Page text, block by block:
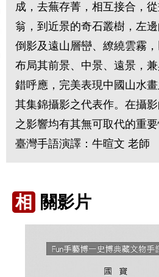
成，去蕪存菁，相互接合，
翁，到近景的奇石叢樹，左
倒影及遠山層巒、繚繞雲霧
布局其前景、中景、遠景，
錯呼應，完美表現中國山水
其集錦攝影之代表作。在攝
之影響均有其無可取代的重要
臺灣手語演譯：牛暄文 老師
相 關影片